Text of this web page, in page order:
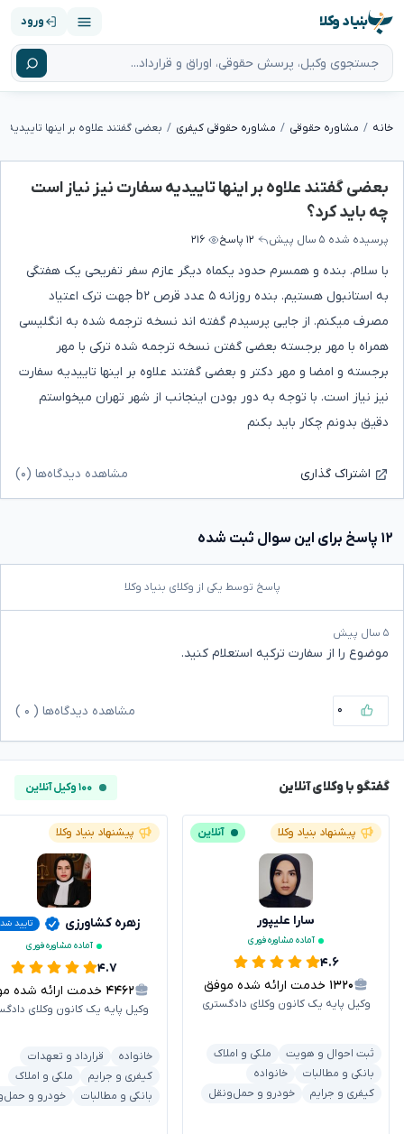
بنیاد وکلا ورود
خانه مشاوره حقوقی مشاوره حقوقی کیفری
بعضی گفتند علاوه بر اینها تاییدیه سفارت نیز نیاز است
چه باید کرد؟
پرسیده شده ۵ سال پیش ۱۲ پاسخ ۲۱۶
با سلام. بنده و همسرم حدود یکماه دیگر عازم سفر تفریحی یک هفتگی
به استانبول هستیم. بنده روزانه ۵ عدد قرص b۲ جهت ترک اعتیاد
مصرف میکنم. از جایی پرسیدم گفته اند نسخه ترجمه شده به انگلیسی
همراه با مهر برجسته بعضی گفتن نسخه ترجمه شده ترکی با مهر
برجسته و امضا و مهر دکتر و بعضی گفتند علاوه بر اینها تاییدیه سفارت
نیز نیاز است. با توجه به دور بودن اینجانب از شهر تهران میخواستم
دقیق بدونم چکار باید بکنم
اشتراک گذاری مشاهده دیدگاه‌ها (۰)
۱۲ پاسخ برای این سوال ثبت شده
پاسخ توسط یکی از وکلای بنیاد وکلا
۵ سال پیش
موضوع را از سفارت ترکیه استعلام کنید.
۰ مشاهده دیدگاه‌ها ( ۰
گفتگو با وکلای آنلاین ۱۰۰ وکیل آنلاین
پیشنهاد بنیاد وکلا آنلاین
سارا علیپور
آماده مشاوره فوری
۴.۶
۱۳۲۰ خدمت ارائه شده موفق
وکیل پایه یک کانون وکلای دادگستری
ثبت احوال و هویت
ملکی و املاک
بانکی و مطالبات
خانواده
کیفری و جرایم
خودرو و حمل‌ونقل
پیشنهاد بنیاد وکلا
زهره کشاورزی
تایید
آماده مشاوره فوری
۴.۷
۴۴۶۲ خدمت ارائه شده موفق
وکیل پایه یک کانون وکلای
خانواده
قرارداد و تعهدات
کیفری و جرایم
ملکی و املاک
بانکی و مطالبات
خودرو و